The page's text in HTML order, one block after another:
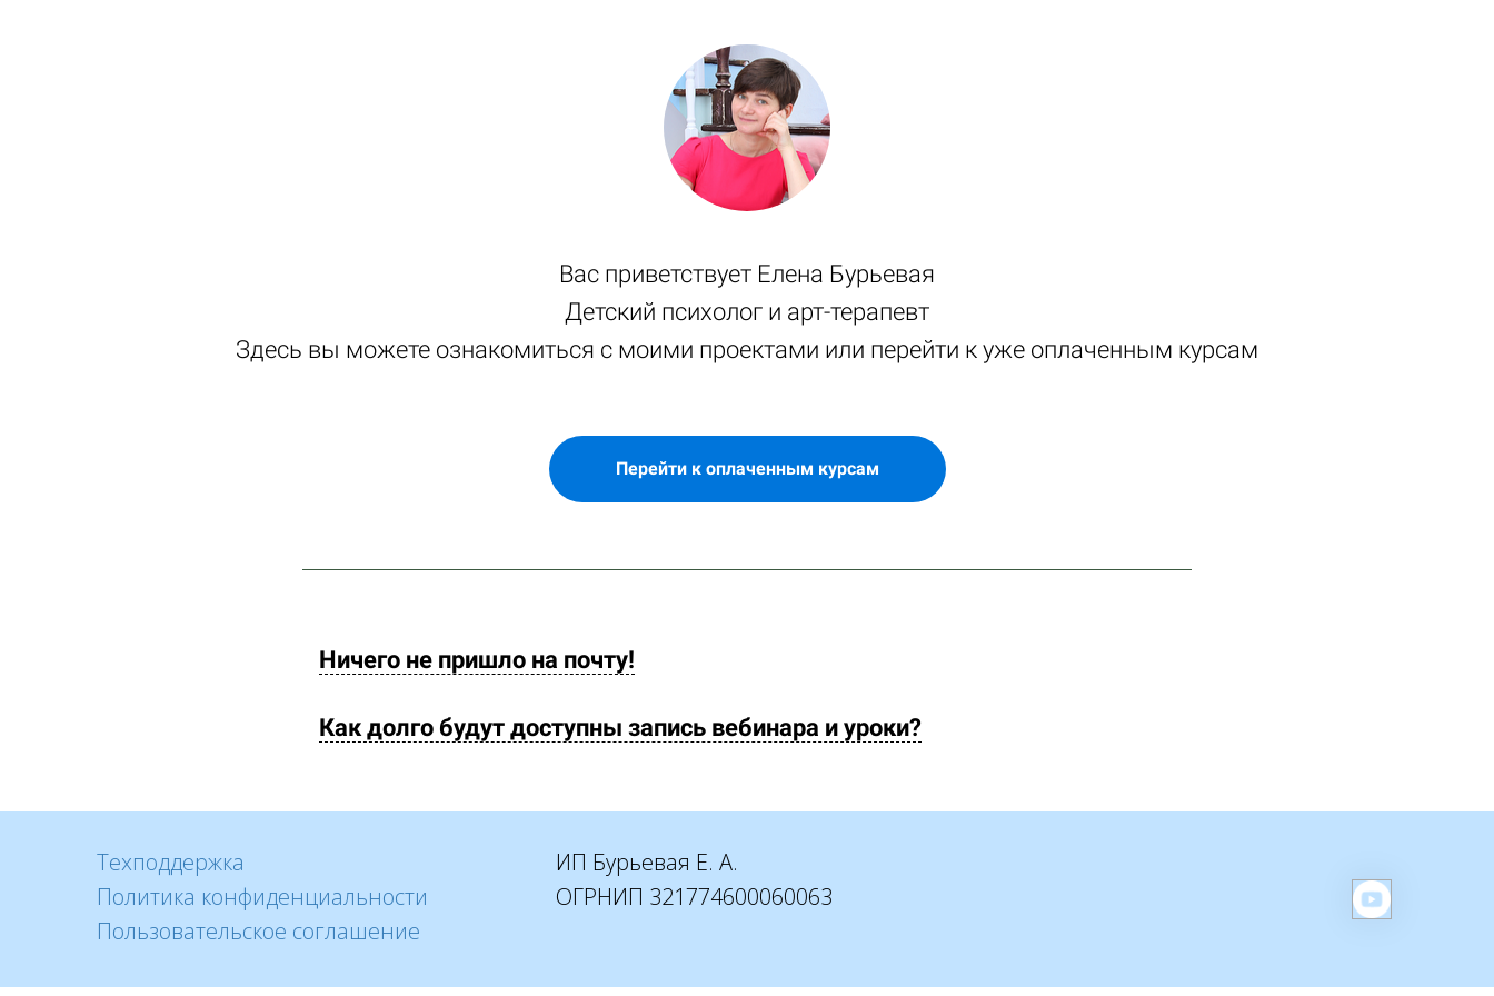
Вас приветствует Елена Бурьевая
Детский психолог и арт-терапевт
Здесь вы можете ознакомиться с моими проектами или перейти к уже оплаченным курсам
Перейти к оплаченным курсам
Ничего не пришло на почту!
Как долго будут доступны запись вебинара и уроки?
Техподдержка
Политика конфиденциальности
Пользовательское соглашение
ИП Бурьевая Е. А.
ОГРНИП 321774600060063